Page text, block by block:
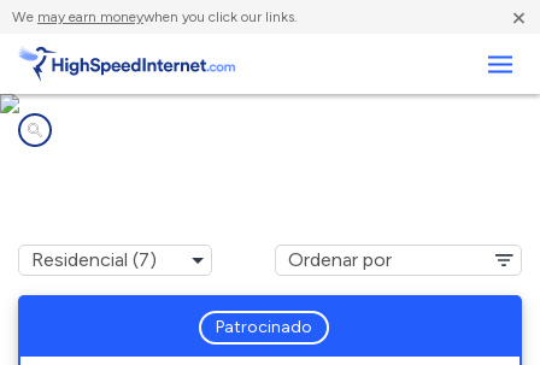
We may earn moneywhen you click our links. ×
Patrocinado